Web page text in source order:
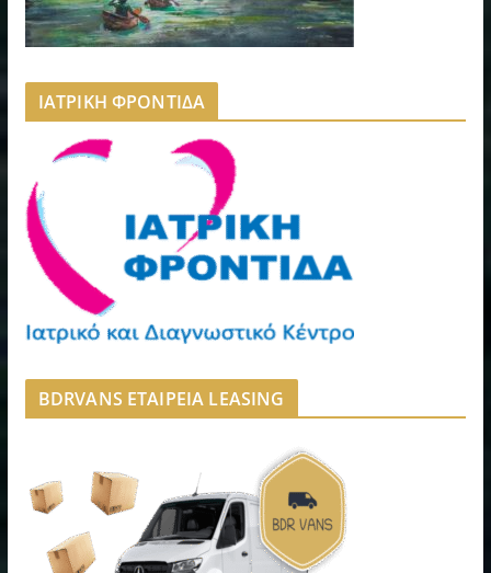
ΙΑΤΡΙΚΗ ΦΡΟΝΤΙΔΑ
BDRVANS ΕΤΑΙΡΕΙΑ LEASING